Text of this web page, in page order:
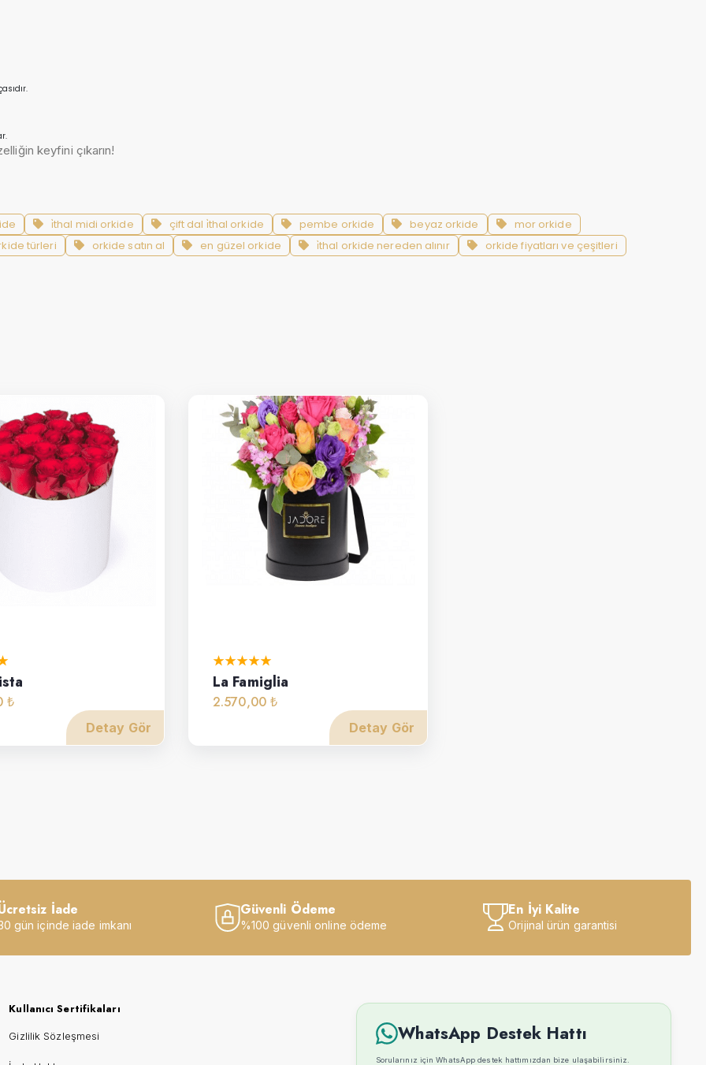
keyfini çıkarın!
i̇thal midi orkide çift dal i̇thal orkide pembe orkide beyaz orkide
mor orkide
türleri orkide satın al en güzel orkide i̇thal orkide nereden alınır orkide fiyatları ve çeşitleri
₺
Detay Gör
La Famiglia
2.570,00 ₺
Detay Gör
İade
gün içinde iade imkanı
Güvenli Ödeme
%100 güvenli online ödeme
En İyi Kalite
Orijinal ürün garantisi
Kullanıcı Sertifikaları
Gizlilik Sözleşmesi WhatsApp Destek Hattı
Sorularınız için WhatsApp destek hattımızdan bize ulaşabilirsiniz.